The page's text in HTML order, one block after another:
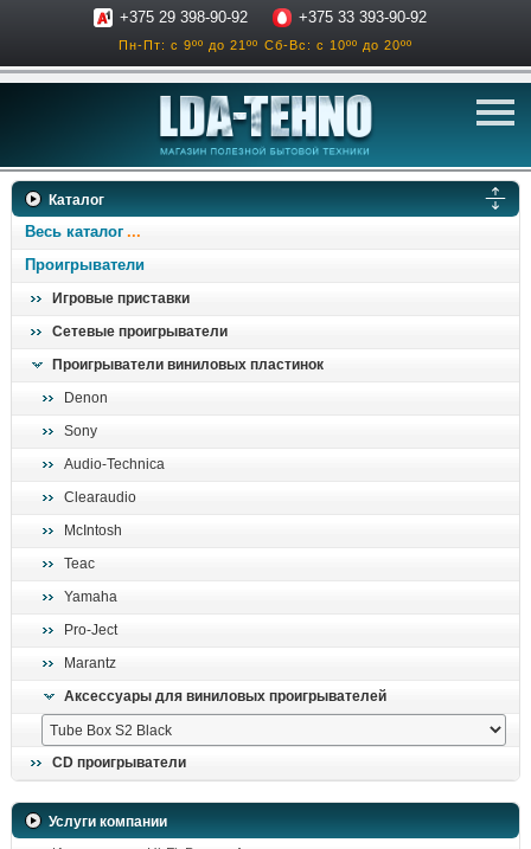
+375 29 398-90-92 +375 33 393-90-92
Пн-Пт: с 9ºº до 21ºº Сб-Вс: с 10ºº до 20ºº
телевизоры
ресиверы, усилители
проигрыватели
Каталог
Весь каталог
Проигрыватели
Игровые приставки
Сетевые проигрыватели
Проигрыватели виниловых пластинок
Denon
Sony
Audio-Technica
Clearaudio
McIntosh
Teac
Yamaha
Pro-Ject
Marantz
Аксессуары для виниловых проигрывателей
CD проигрыватели
Услуги компании